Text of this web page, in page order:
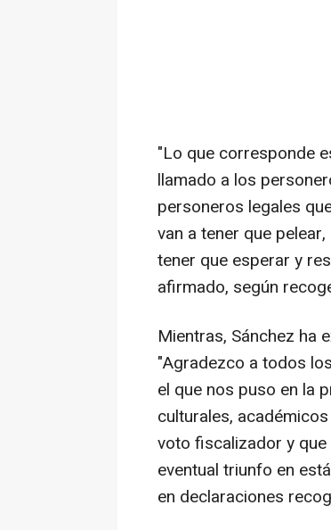
"Lo que corresponde
llamado a los
personeros legales
van a tener que
tener que esperar y
afirmado, según
Mientras, Sánchez ha
"Agradezco a todos
el que nos puso en la
culturales,
voto fiscalizador y
eventual triunfo en
en declaraciones